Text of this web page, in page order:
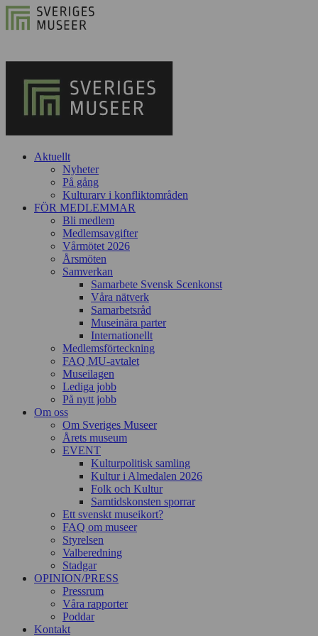
Aktuellt
Nyheter
På gång
Kulturarv i konfliktområden
FÖR MEDLEMMAR
Bli medlem
Medlemsavgifter
Vårmötet 2026
Årsmöten
Samverkan
Samarbete Svensk Scenkonst
Våra nätverk
Samarbetsråd
Museinära parter
Internationellt
Medlemsförteckning
FAQ MU-avtalet
Museilagen
Lediga jobb
På nytt jobb
Om oss
Om Sveriges Museer
Årets museum
EVENT
Kulturpolitisk samling
Kultur i Almedalen 2026
Folk och Kultur
Samtidskonsten sporrar
Ett svenskt museikort?
FAQ om museer
Styrelsen
Valberedning
Stadgar
OPINION/PRESS
Pressrum
Våra rapporter
Poddar
Kontakt